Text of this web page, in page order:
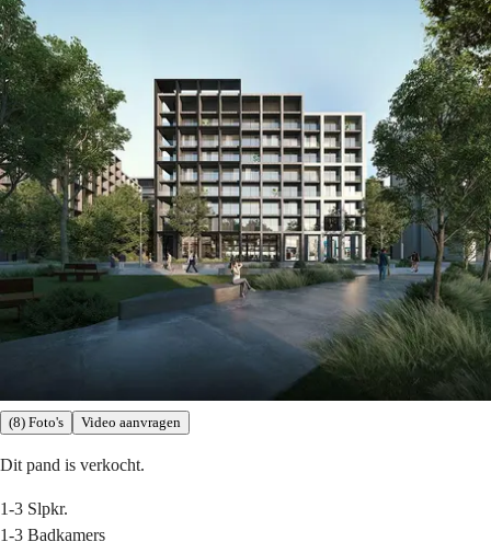
(8) Foto's Video aanvragen
Dit pand is verkocht.
1-3 Slpkr.
1-3 Badkamers